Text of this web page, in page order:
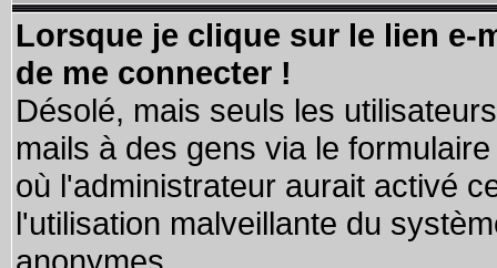
Lorsque je clique sur le lien e-
de me connecter !
Désolé, mais seuls les
mails à des gens via le
où l'administrateur aurait activé
l'utilisation malveillante du